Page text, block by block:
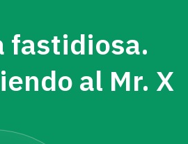
fastidiosa.
al Mr. X